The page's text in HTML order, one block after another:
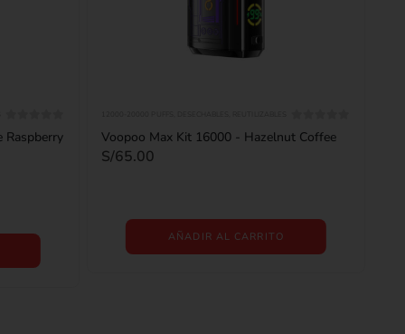
Raspberry
Voopoo Max Kit 16000 - Hazelnut Coffee
S/65.00
AÑADIR AL CARRITO